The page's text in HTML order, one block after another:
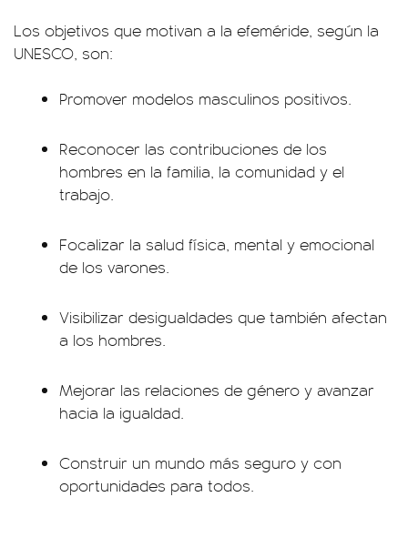
Los objetivos que motivan a la efeméride, según la
UNESCO, son:
Promover modelos masculinos positivos.
Reconocer las contribuciones de los
hombres en la familia, la comunidad y el
trabajo.
Focalizar la salud física, mental y emocional
de los varones.
Visibilizar desigualdades que también afectan
a los hombres.
Mejorar las relaciones de género y avanzar
hacia la igualdad.
Construir un mundo más seguro y con
oportunidades para todos.